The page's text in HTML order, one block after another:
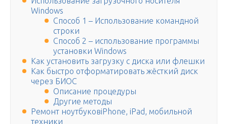
Windows
Способ 1 – Использование командной
строки
Способ 2 – использование программы
установки Windows
Как установить загрузку с диска или флешки
Как быстро отформатировать жёсткий диск
через БИОС
Описание процедуры
Другие методы
Ремонт ноутбуковiPhone, iPad, мобильной
техники